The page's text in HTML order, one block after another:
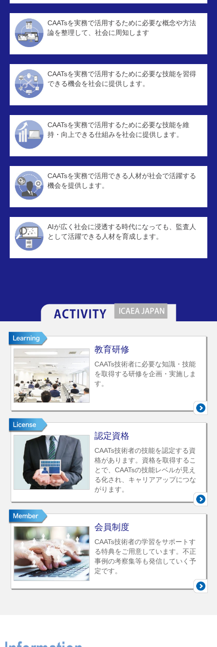
CAATsを実務で活用するために必要な概念や方法
論を整理して、社会に周知します
CAATsを実務で活用するために必要な技能を習得
できる機会を社会に提供します。
CAATsを実務で活用するために必要な技能を維
持・向上できる仕組みを社会に提供します。
CAATsを実務で活用できる人材が社会で活躍する
機会を提供します。
AIが広く社会に浸透する時代になっても、監査人
として活躍できる人材を育成します。
教育研修
CAATs技術者に必要な知識・技能
を取得する研修を企画・実施しま
す。
認定資格
CAATs技術者の技能を認定する資
格があります。資格を取得するこ
とで、CAATsの技能レベルが見え
る化され、キャリアアップにつな
がります。
会員制度
CAATs技術者の学習をサポートす
る特典をご用意しています。不正
事例の考察集等も発信していく予
定です。